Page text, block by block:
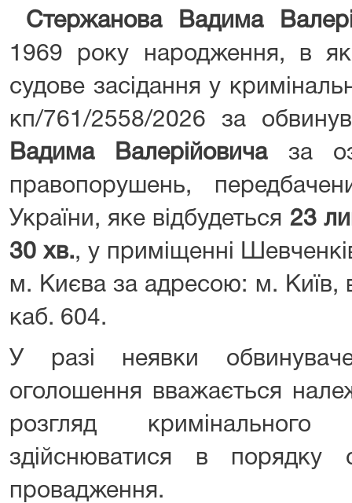
Стержанова Вадима
1969 року народження, в
судове засідання у
кп/761/2558/2026 за
Вадима Валерійовича за
правопорушень,
України, яке відбудеться 23
30 хв., у приміщенні
м. Києва за адресою: м. Київ,
каб. 604.
У разі неявки
оголошення вважається
розгляд
здійснюватися в порядку
провадження.